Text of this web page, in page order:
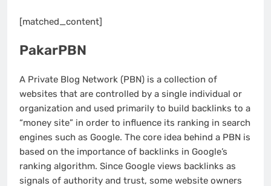
[matched_content]
PakarPBN
A Private Blog Network (PBN) is a collection of
websites that are controlled by a single individual or
organization and used primarily to build backlinks to a
“money site” in order to influence its ranking in search
engines such as Google. The core idea behind a PBN is
based on the importance of backlinks in Google’s
ranking algorithm. Since Google views backlinks as
signals of authority and trust, some website owners